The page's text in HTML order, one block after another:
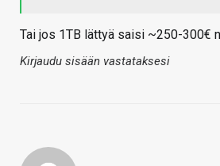
Tai jos 1TB lättyä saisi ~250-300€
Kirjaudu sisään vastataksesi